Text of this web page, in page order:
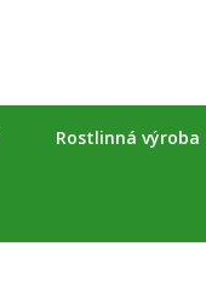
Rostlinná výroba